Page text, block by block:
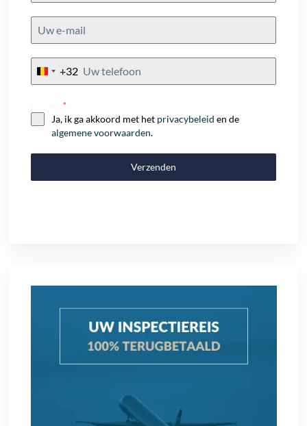
Belgium
+32
Consent*
Ja, ik ga akkoord met het privacybeleid en de
algemene voorwaarden.
Verzenden